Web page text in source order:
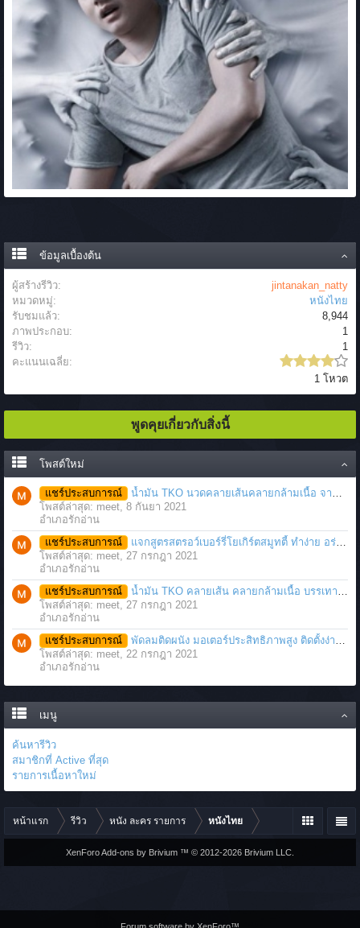
ข้อมูลเบื้องต้น
ผู้สร้างรีวิว:
jintanakan_natty
หมวดหมู่:
หนังไทย
รับชมแล้ว:
8,944
ภาพประกอบ:
1
รีวิว:
1
คะแนนเฉลี่ย:
1 โหวต
พูดคุยเกี่ยวกับสิ่งนี้
โพสต์ใหม่
แชร์ประสบการณ์
น้ำมัน TKO นวดคลายเส้นคลายกล้ามเนื้อ จากภาวะตึงหรือเคล็ด บาดเจ็บ ได้อย่างฉับพลัน
โพสต์ล่าสุด: meet, 8 กันยา 2021
อำเภอรักอ่าน
แชร์ประสบการณ์
แจกสูตรสตรอว์เบอร์รี่โยเกิร์ตสมูทตี้ ทำง่าย อร่อย แค่มีเครื่องปั่นน้ำผลไม้
โพสต์ล่าสุด: meet, 27 กรกฎา 2021
อำเภอรักอ่าน
แชร์ประสบการณ์
น้ำมัน TKO คลายเส้น คลายกล้ามเนื้อ บรรเทาอาการบาดเจ็บโดยฉับพลัน
โพสต์ล่าสุด: meet, 27 กรกฎา 2021
อำเภอรักอ่าน
แชร์ประสบการณ์
พัดลมติดผนัง มอเตอร์ประสิทธิภาพสูง ติดตั้งง่าย ประหยัดพื้นที่
โพสต์ล่าสุด: meet, 22 กรกฎา 2021
อำเภอรักอ่าน
เมนู
ค้นหารีวิว
สมาชิกที่ Active ที่สุด
รายการเนื้อหาใหม่
หน้าแรก รีวิว หนัง ละคร รายการ หนังไทย
XenForo Add-ons by Brivium ™ © 2012-2026 Brivium LLC.
Forum software by XenForo™